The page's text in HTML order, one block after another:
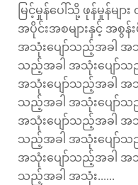
မြင့်မှုန်ပေါ်သို့ ဖုန်မှုန်မျ
အပိုင်းအစများနှင့် အစွန်
အသုံးပျော်သည့်အခါ အ
သည့်အခါ အသုံးပျော်သ
အသုံးပျော်သည့်အခါ အ
သည့်အခါ အသုံးပျော်သ
အသုံးပျော်သည့်အခါ အ
သည့်အခါ အသုံးပျော်သ
အသုံးပျော်သည့်အခါ အ
သည့်အခါ အသုံး......